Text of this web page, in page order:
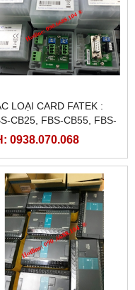
LOẠI CARD FATEK :
CB25, FBS-CB55, FBS-
FBS-CB5
0938.070.068